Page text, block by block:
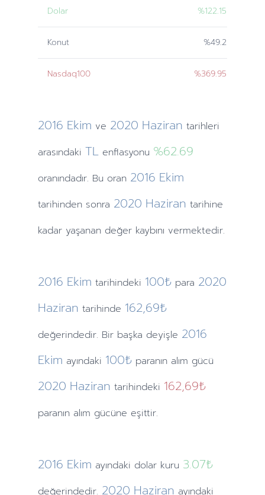
Dolar %122.15
Konut %49.2
Nasdaq100 %369.95
2016 Ekim ve 2020 Haziran tarihleri
arasındaki TLenflasyonu %62.69
oranındadır. Bu oran 2016 Ekim
tarihindensonra 2020 Haziran tarihine
kadar yaşanan değer kaybını vermektedir.
2016 Ekim tarihindeki 100₺ para 2020
Haziran tarihinde 162,69₺
değerindedir. Bir başka deyişle 2016
Ekim ayındaki 100₺ paranın alım gücü
2020 Haziran tarihindeki 162,69₺
paranın alım gücüne eşittir.
2016 Ekim ayındaki dolar kuru 3.07₺
değerindedir. 2020 Haziran ayındaki